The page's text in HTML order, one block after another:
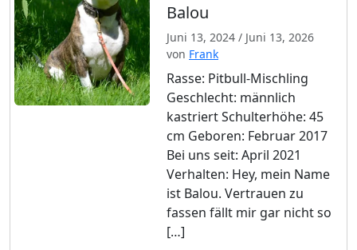
Balou
Juni 13, 2024 / Juni 13, 2026
von Frank
Rasse: Pitbull-Mischling
Geschlecht: männlich
kastriert Schulterhöhe: 45
cm Geboren: Februar 2017
Bei uns seit: April 2021
Verhalten: Hey, mein Name
ist Balou. Vertrauen zu
fassen fällt mir gar nicht so
[…]